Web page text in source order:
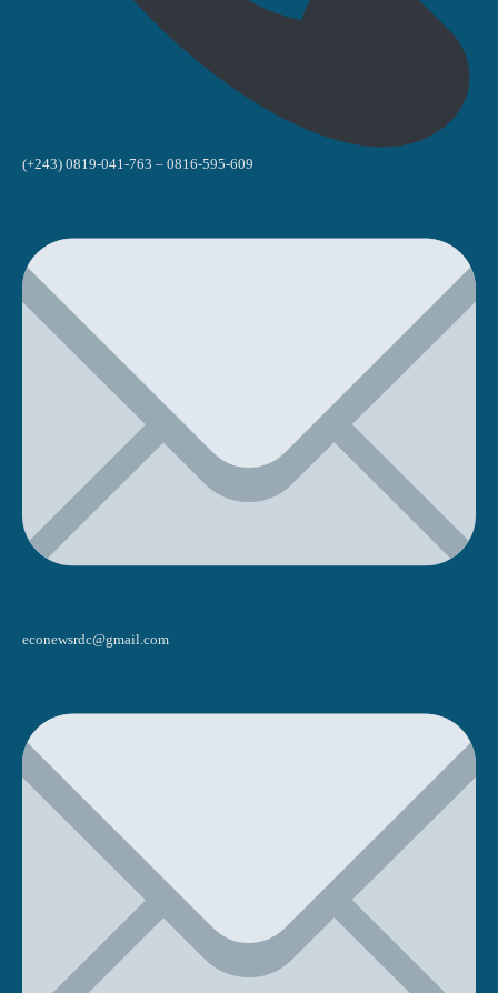
(+243) 0819-041-763 – 0816-595-609
econewsrdc@gmail.com